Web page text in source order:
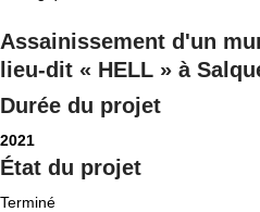
Assainissement d'un
lieu-dit « HELL » à
Durée du projet
2021
État du projet
Terminé